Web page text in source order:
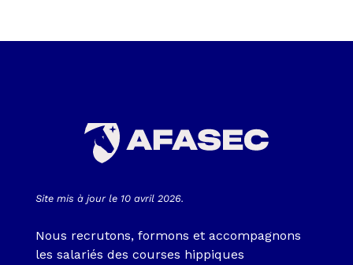
Site mis à jour le 10 avril 2026.
Nous recrutons, formons et accompagnons
les salariés des courses hippiques